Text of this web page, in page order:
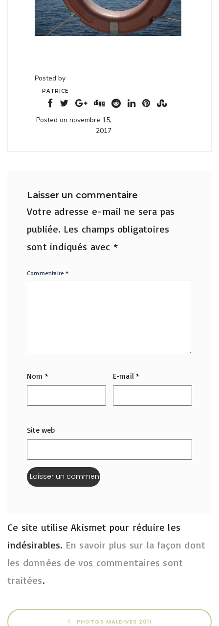
Posted by
PATRICE
Posted on novembre 15,
2017
Laisser un commentaire
Votre adresse e-mail ne sera pas
publiée. Les champs obligatoires
sont indiqués avec *
Commentaire*
Nom * E-mail*
Site web
Ce site utilise Akismet pour réduire les
indésirables. En savoir plus sur la façon dont
les données de vos commentaires sont
traitées.
PHOTOS MALDIVES 2011